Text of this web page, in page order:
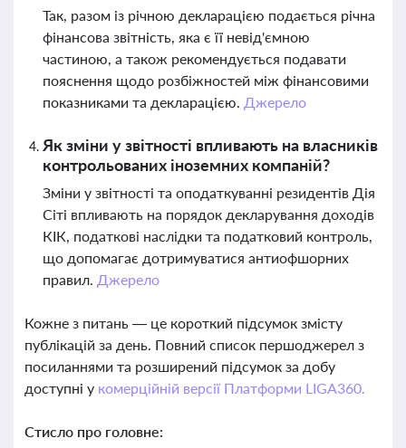
Так, разом із річною декларацією подається річна
фінансова звітність, яка є її невід'ємною
частиною, а також рекомендується подавати
пояснення щодо розбіжностей між фінансовими
показниками та декларацією. Джерело
Як зміни у звітності впливають на власників
контрольованих іноземних компаній?
Зміни у звітності та оподаткуванні резидентів Дія
Сіті впливають на порядок декларування доходів
КІК, податкові наслідки та податковий контроль,
що допомагає дотримуватися антиофшорних
правил. Джерело
Кожне з питань — це короткий підсумок змісту
публікацій за день. Повний список першоджерел з
посиланнями та розширений підсумок за добу
доступні у комерційній версії Платформи LIGA360.
Стисло про головне: